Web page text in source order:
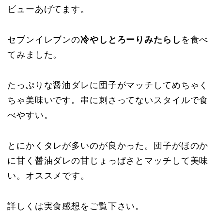
ビューあげてます。
セブンイレブンの冷やしとろーりみたらし を食べ
てみました。
たっぷりな醤油ダレに団子がマッチしてめちゃく
ちゃ美味いです。串に刺さってないスタイルで食
べやすい。
とにかくタレが多いのが良かった。団子がほのか
に甘く醤油ダレの甘じょっぱさとマッチして美味
い。オススメです。
詳しくは実食感想をご覧下さい。